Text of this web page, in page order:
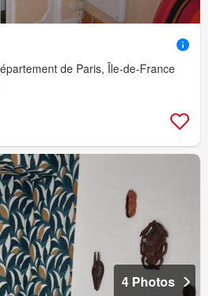
de Paris, Île-de-France
4 Photos